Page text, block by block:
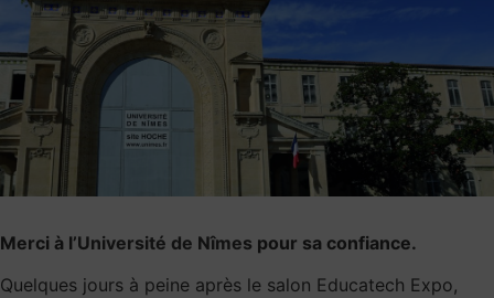
Merci à l’Université de Nîmes pour sa confiance.
Quelques jours à peine après le salon Educatech Expo,